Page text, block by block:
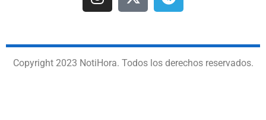
Copyright 2023 NotiHora. Todos los derechos reservados.